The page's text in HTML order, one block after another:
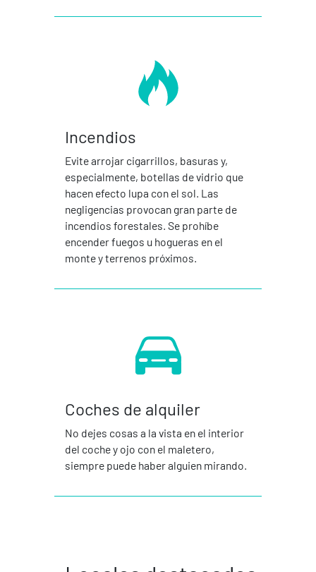
Incendios
Evite arrojar cigarrillos, basuras y,
especialmente, botellas de vidrio que
hacen efecto lupa con el sol. Las
negligencias provocan gran parte de
incendios forestales. Se prohíbe
encender fuegos u hogueras en el
monte y terrenos próximos.
Coches de alquiler
No dejes cosas a la vista en el interior
del coche y ojo con el maletero,
siempre puede haber alguien mirando.